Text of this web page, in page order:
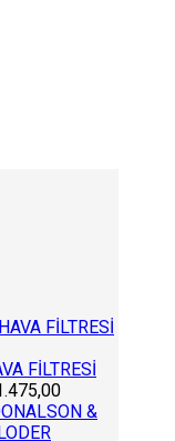
FİLTRESİ